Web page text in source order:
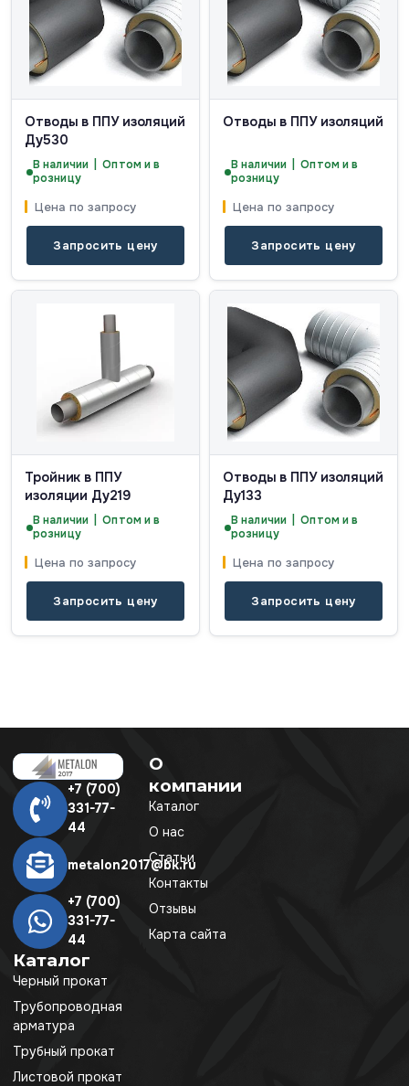
Отводы в ППУ изоляций
Ду530
В наличии | Оптом и в
розницу
Цена по запросу
Запросить цену
Отводы в ППУ изоляций
В наличии | Оптом и в
розницу
Цена по запросу
Запросить цену
Тройник в ППУ
изоляции Ду219
В наличии | Оптом и в
розницу
Цена по запросу
Запросить цену
Отводы в ППУ изоляций
Ду133
В наличии | Оптом и в
розницу
Цена по запросу
Запросить цену
+7 (700)
331-77-
44
metalon2017@bk.ru
+7 (700)
331-77-
44
Каталог
Черный прокат
Трубопроводная
арматура
Трубный прокат
Листовой прокат
О
компании
Каталог
О нас
Статьи
Контакты
Отзывы
Карта сайта